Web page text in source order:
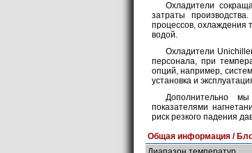
Охладители
затраты
процессов, охлаждения
водой.
Охладители
персонала, при
опций, например,
установка и
Дополнительно
показателями
риск резкого падения
Общая информация /